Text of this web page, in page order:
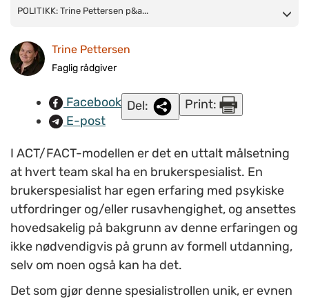
POLITIKK:Trine Pettersen påpeker at en nedgang i antall
om økt brukermedvirkning i helse- og omsorgstjenester. (Foto:
Torbjørn Mohn-Haugen/NAPHA)
POLITIKK: Trine Pettersen p&a...
Trine Pettersen
Faglig rådgiver
Facebook
E-post
Del: Print:
I ACT/FACT-modellen er det en uttalt målsetning
at hvert team skal ha en brukerspesialist. En
brukerspesialist har egen erfaring med psykiske
utfordringer og/eller rusavhengighet, og ansettes
hovedsakelig på bakgrunn av denne erfaringen og
ikke nødvendigvis på grunn av formell utdanning,
selv om noen også kan ha det.
Det som gjør denne spesialistrollen unik, er evnen